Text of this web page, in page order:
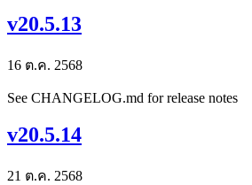
v20.5.13
16 ต.ค. 2568
See CHANGELOG.md for release notes
v20.5.14
21 ต.ค. 2568